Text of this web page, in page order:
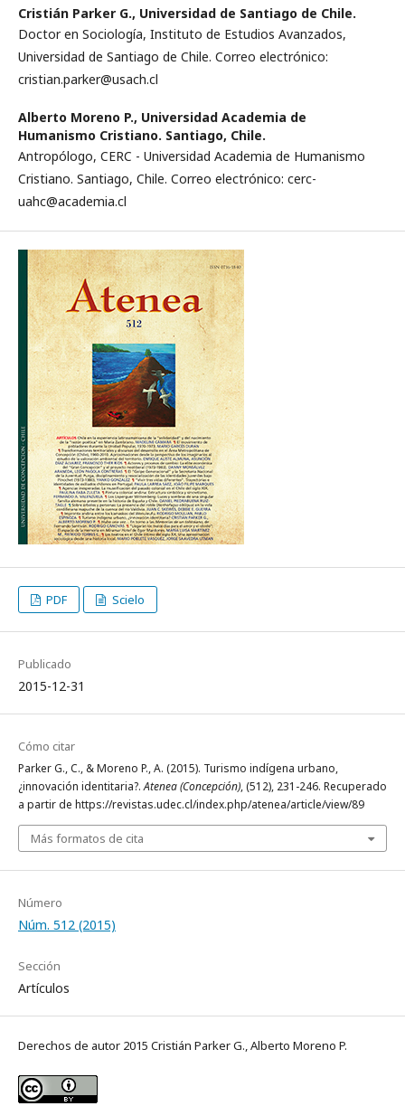
Cristián Parker G., Universidad de Santiago de Chile.
Doctor en Sociología, Instituto de Estudios Avanzados,
Universidad de Santiago de Chile. Correo electrónico:
cristian.parker@usach.cl
Alberto Moreno P., Universidad Academia de
Humanismo Cristiano. Santiago, Chile.
Antropólogo, CERC - Universidad Academia de Humanismo
Cristiano. Santiago, Chile. Correo electrónico: cerc-
uahc@academia.cl
PDF Scielo
Publicado
2015-12-31
Cómo citar
Parker G., C., & Moreno P., A. (2015). Turismo indígena urbano,
¿innovación identitaria?.Atenea (Concepción), (512), 231-246. Recuperado
a partir de https://revistas.udec.cl/index.php/atenea/article/view/89
Más formatos de cita
Número
Núm. 512 (2015)
Sección
Artículos
Derechos de autor 2015 Cristián Parker G., Alberto Moreno P.